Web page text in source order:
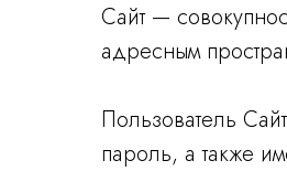
Сайт —
адресным
Пользователь
пароль, а также